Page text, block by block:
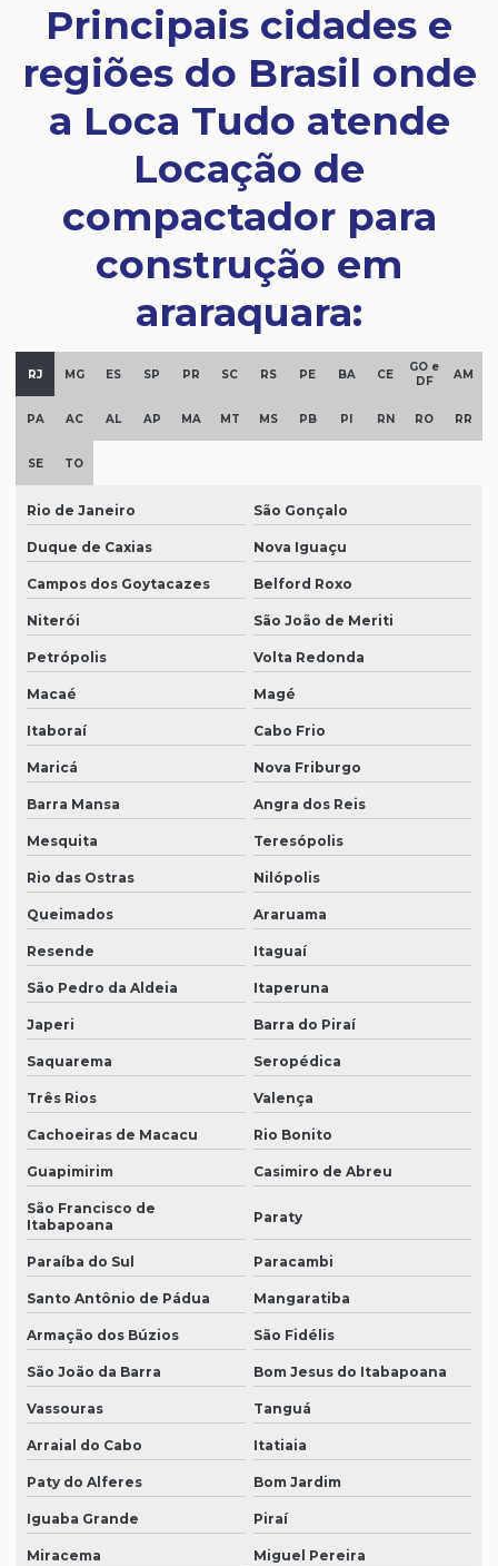
Principais cidades e
regiões do Brasil onde
a Loca Tudo atende
Locação de
compactador para
construção em
araraquara:
RJ MG ES SP PR SC RS PE BA CE
GO e
DF
AM
PA AC AL AP MA MT MS PB PI RN RO RR
SE TO
Rio de Janeiro São Gonçalo
Duque de Caxias Nova Iguaçu
Campos dos Goytacazes Belford Roxo
Niterói São João de Meriti
Petrópolis Volta Redonda
Macaé Magé
Itaboraí Cabo Frio
Maricá Nova Friburgo
Barra Mansa Angra dos Reis
Mesquita Teresópolis
Rio das Ostras Nilópolis
Queimados Araruama
Resende Itaguaí
São Pedro da Aldeia Itaperuna
Japeri Barra do Piraí
Saquarema Seropédica
Três Rios Valença
Cachoeiras de Macacu Rio Bonito
Guapimirim Casimiro de Abreu
São Francisco de
Itabapoana
Paraty
Paraíba do Sul Paracambi
Santo Antônio de Pádua Mangaratiba
Armação dos Búzios São Fidélis
São João da Barra Bom Jesus do Itabapoana
Vassouras Tanguá
Arraial do Cabo Itatiaia
Paty do Alferes Bom Jardim
Iguaba Grande Piraí
Miracema Miguel Pereira